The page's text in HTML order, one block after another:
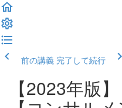
前の講義 完了して続行
【2023年版